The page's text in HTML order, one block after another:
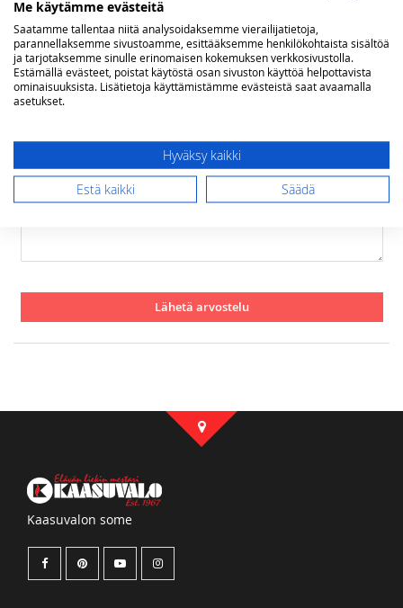
1
star
2
stars
3
stars
4
stars
5
stars
Nimimerkki
Arvostelu
Lähetä arvostelu
Kaasuvalon some
Me käytämme evästeitä
Saatamme tallentaa niitä analysoidaksemme vierailijatietoja,
parannellaksemme sivustoamme, esittääksemme henkilökohtaista sisältöä
ja tarjotaksemme sinulle erinomaisen kokemuksen verkkosivustolla.
Estämällä evästeet, poistat käytöstä osan sivuston käyttöä helpottavista
ominaisuuksista. Lisätietoja käyttämistämme evästeistä saat avaamalla
asetukset.
Hyväksy kaikki
Estä kaikki Säädä